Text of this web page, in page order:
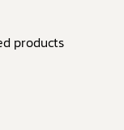
products